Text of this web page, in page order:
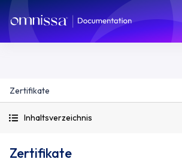
Zertifikate
Inhaltsverzeichnis
Zertifikate